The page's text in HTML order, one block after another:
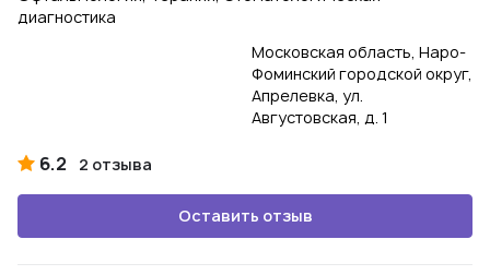
диагностика
Московская область, Наро-
Фоминский городской округ,
Апрелевка, ул.
Августовская, д. 1
6.2 2 отзыва
Оставить отзыв